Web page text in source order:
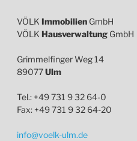
VÖLK Immobilien GmbH
VÖLK Hausverwaltung GmbH
Grimmelfinger Weg 14
89077Ulm
Tel.: +49 731 9 32 64-0
Fax: +49 731 9 32 64-20
info@voelk-ulm.de